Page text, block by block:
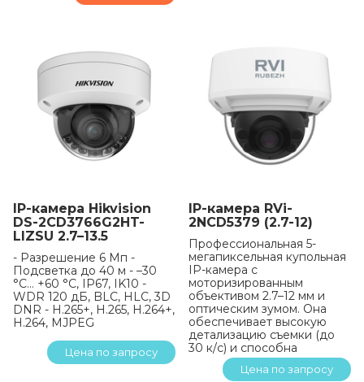
IP-камера Hikvision
DS-2CD3766G2HT-
LIZSU 2.7–13.5
- Разрешение 6 Мп -
Подсветка до 40 м - –30
°C… +60 °C, IP67, IK10 -
WDR 120 дБ, BLC, HLC, 3D
DNR - H.265+, H.265, H.264+,
H.264, MJPEG
Цена по запросу
IP-камера RVi-
2NCD5379 (2.7-12)
Профессиональная 5-
мегапиксельная купольная
IP-камера с
моторизированным
объективом 2.7–12 мм и
оптическим зумом. Она
обеспечивает высокую
детализацию съемки (до
30 к/с) и способна
работать в сложных
погодных условиях
Цена по запросу